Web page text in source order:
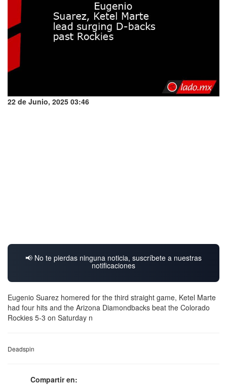
22 de Junio, 2025 03:46
📢 No te pierdas ninguna noticia, suscríbete a nuestras
notificaciones
Eugenio Suarez homered for the third straight game, Ketel Marte
had four hits and the Arizona Diamondbacks beat the Colorado
Rockies 5-3 on Saturday n
Deadspin
Compartir en: